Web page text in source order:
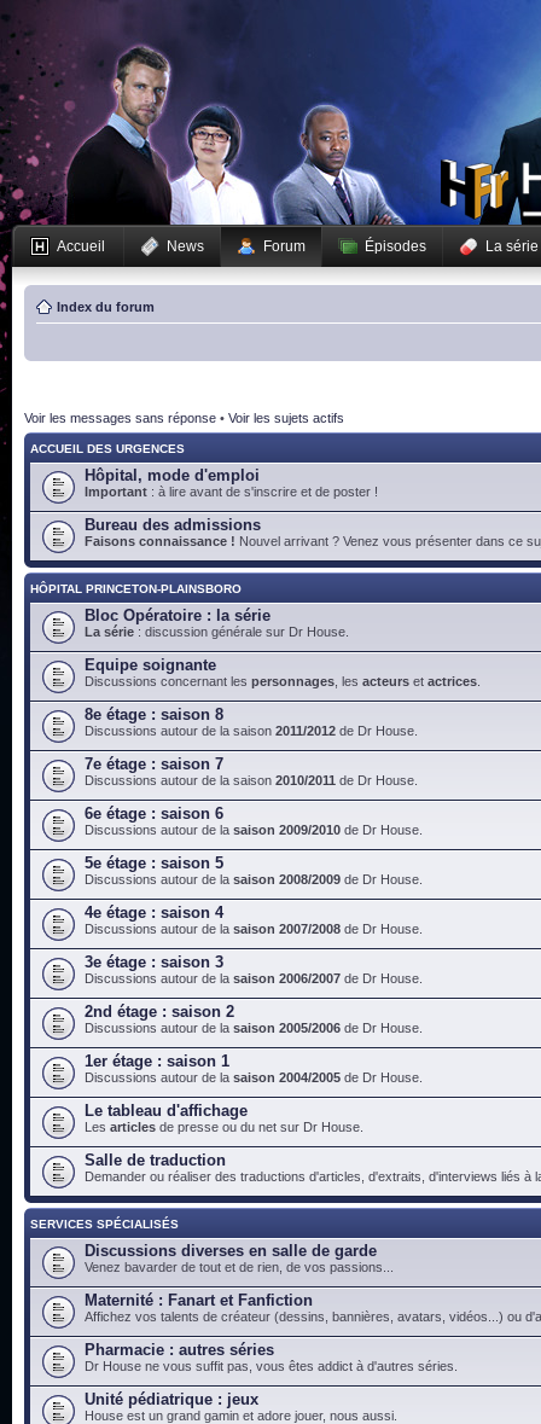
Accueil News Forum Épisodes La série
Index du forum
Voir les messages sans réponse • Voir les sujets actifs
ACCUEIL DES URGENCES
Hôpital, mode d'emploi
Important : à lire avant de s'inscrire et de poster !
Bureau des admissions
Faisons connaissance ! Nouvel arrivant ? Venez vous présenter dans ce
HÔPITAL PRINCETON-PLAINSBORO
Bloc Opératoire : la série
La série : discussion générale sur Dr House.
Equipe soignante
Discussions concernant les personnages , les acteurs et actrices
8e étage : saison 8
Discussions autour de la saison 2011/2012 de Dr House.
7e étage : saison 7
Discussions autour de la saison 2010/2011 de Dr House.
6e étage : saison 6
Discussions autour de la saison 2009/2010 de Dr House.
5e étage : saison 5
Discussions autour de la saison 2008/2009 de Dr House.
4e étage : saison 4
Discussions autour de la saison 2007/2008 de Dr House.
3e étage : saison 3
Discussions autour de la saison 2006/2007 de Dr House.
2nd étage : saison 2
Discussions autour de la saison 2005/2006 de Dr House.
1er étage : saison 1
Discussions autour de la saison 2004/2005 de Dr House.
Le tableau d'affichage
Les articles de presse ou du net sur Dr House.
Salle de traduction
Demander ou réaliser des traductions d'articles, d'extraits, d'interviews liés à
SERVICES SPÉCIALISÉS
Discussions diverses en salle de garde
Venez bavarder de tout et de rien, de vos passions...
Maternité : Fanart et Fanfiction
Affichez vos talents de créateur (dessins, bannières, avatars, vidéos...) ou
Pharmacie : autres séries
Dr House ne vous suffit pas, vous êtes addict à d'autres séries.
Unité pédiatrique : jeux
House est un grand gamin et adore jouer, nous aussi.